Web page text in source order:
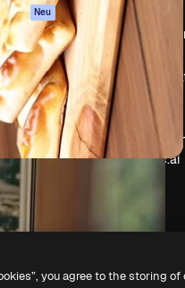
Neu
Richtlinie
Blog
Slidesgo
Deine
verkaufen
Pressesaal
Suchst du
magnific.ai
you agree to the storing